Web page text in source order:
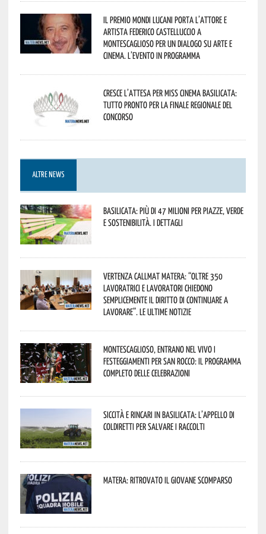
Il Premio Mondi Lucani porta l’attore e
artista Federico Castelluccio a
Montescaglioso per un dialogo su arte e
cinema. L’evento in programma
Cresce l’attesa per Miss Cinema Basilicata:
tutto pronto per la finale regionale del
concorso
ALTRE NEWS
Basilicata: più di 47 milioni per piazze, verde
e sostenibilità. I dettagli
Vertenza CallMat Matera: “Oltre 350
lavoratrici e lavoratori chiedono
semplicemente il diritto di continuare a
lavorare”. Le ultime notizie
Montescaglioso, entrano nel vivo i
festeggiamenti per San Rocco: il programma
completo delle celebrazioni
Siccità e rincari in Basilicata: l’appello di
Coldiretti per salvare i raccolti
Matera: ritrovato il giovane scomparso